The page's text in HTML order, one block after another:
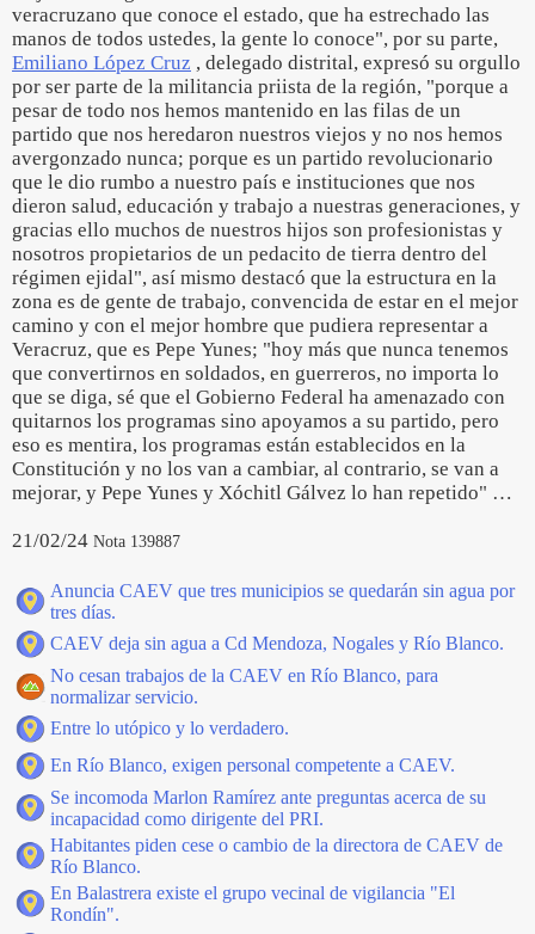
veracruzano que conoce el estado, que ha estrechado las
manos de todos ustedes, la gente lo conoce", por su parte,
Emiliano López Cruz , delegado distrital, expresó su orgullo
por ser parte de la militancia priista de la región, "porque a
pesar de todo nos hemos mantenido en las filas de un
partido que nos heredaron nuestros viejos y no nos hemos
avergonzado nunca; porque es un partido revolucionario
que le dio rumbo a nuestro país e instituciones que nos
dieron salud, educación y trabajo a nuestras generaciones, y
gracias ello muchos de nuestros hijos son profesionistas y
nosotros propietarios de un pedacito de tierra dentro del
régimen ejidal", así mismo destacó que la estructura en la
zona es de gente de trabajo, convencida de estar en el mejor
camino y con el mejor hombre que pudiera representar a
Veracruz, que es Pepe Yunes; "hoy más que nunca tenemos
que convertirnos en soldados, en guerreros, no importa lo
que se diga, sé que el Gobierno Federal ha amenazado con
quitarnos los programas sino apoyamos a su partido, pero
eso es mentira, los programas están establecidos en la
Constitución y no los van a cambiar, al contrario, se van a
mejorar, y Pepe Yunes y Xóchitl Gálvez lo han repetido" …
21/02/24 Nota 139887
Anuncia CAEV que tres municipios se quedarán sin agua por
tres días.
CAEV deja sin agua a Cd Mendoza, Nogales y Río Blanco.
No cesan trabajos de la CAEV en Río Blanco, para
normalizar servicio.
Entre lo utópico y lo verdadero.
En Río Blanco, exigen personal competente a CAEV.
Se incomoda Marlon Ramírez ante preguntas acerca de su
incapacidad como dirigente del PRI.
Habitantes piden cese o cambio de la directora de CAEV de
Río Blanco.
En Balastrera existe el grupo vecinal de vigilancia "El
Rondín".